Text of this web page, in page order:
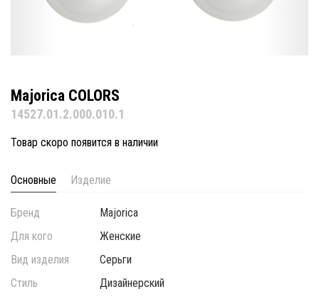
Majorica COLORS
14527.01.2.000.010.1
Товар скоро появится в наличии
Основные Изделие
Бренд
Majorica
Для кого
Женские
Вид изделия
Серьги
Стиль
Дизайнерский